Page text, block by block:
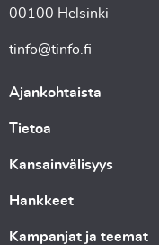
00100 Helsinki
tinfo@tinfo.fi
Ajankohtaista
Tietoa
Kansainvälisyys
Hankkeet
Kampanjat ja teemat